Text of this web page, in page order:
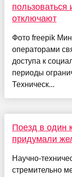
пользоваться
отключают
Фото freepik
операторами
доступа к
периоды
Техническ...
Поезд в один
придумали
Научно-
стремительно